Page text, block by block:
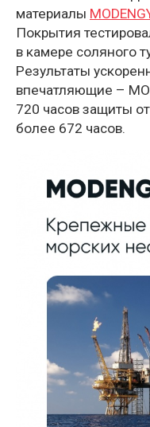
материалы
Покрытия
в камере соляного
Результаты
впечатляющие –
720 часов защиты
более 672 часов.